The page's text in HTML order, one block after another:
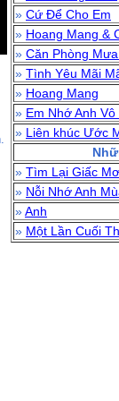
» Cứ Để Cho Em
» Hoang Mang &
» Căn Phòng
» Tình Yêu Mãi
» Hoang Mang
» Em Nhớ Anh Vô
» Liên khúc Ước
» Tìm Lại Giấc Mơ
» Nỗi Nhớ Anh
»Anh
» Một Lần Cuối